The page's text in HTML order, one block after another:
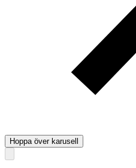
Hoppa över karusell